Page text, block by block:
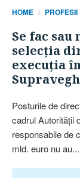
HOME PROFESII
Se fac
selecţia
execuţia
Posturile de
cadrul Autorităţii
responsabile de
mld. euro nu au...